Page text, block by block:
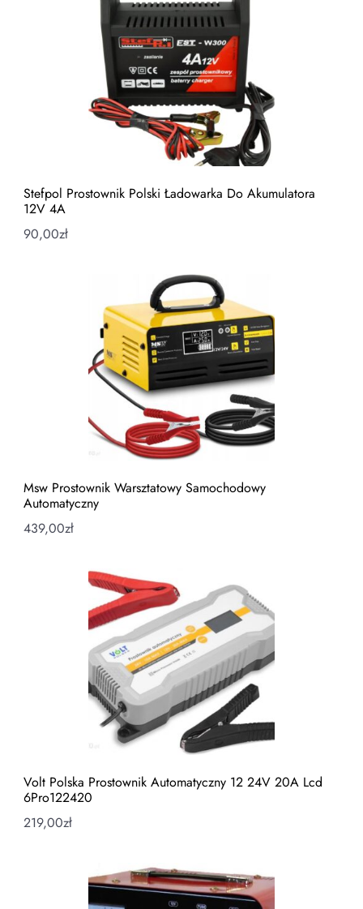
Stefpol Prostownik Polski Ładowarka Do Akumulatora
12V 4A
90,00zł
Msw Prostownik Warsztatowy Samochodowy
Automatyczny
439,00zł
Volt Polska Prostownik Automatyczny 12 24V 20A Lcd
6Pro122420
219,00zł